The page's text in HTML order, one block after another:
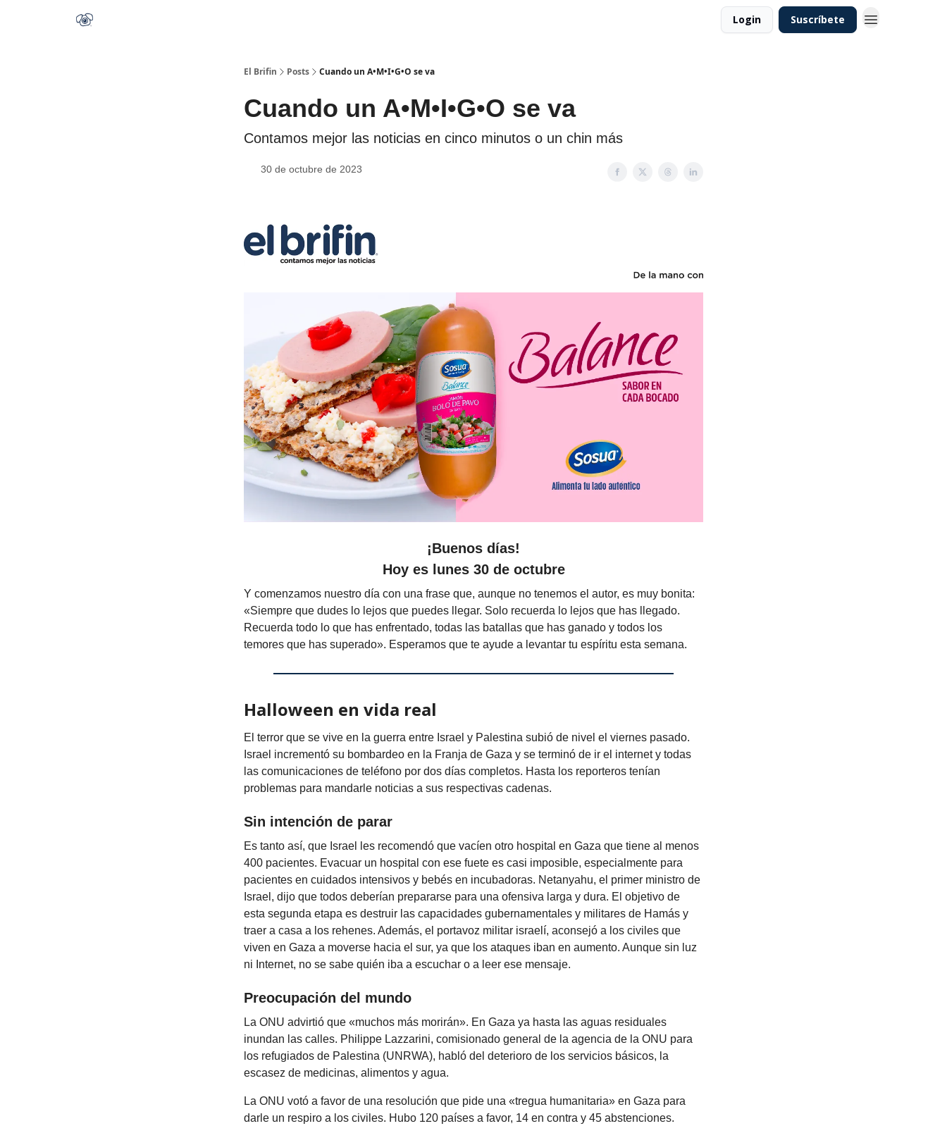
Login Suscríbete
El Brifin Posts Cuando un A•M•I•G•O se va
Cuando un A•M•I•G•O se va
Contamos mejor las noticias en cinco minutos o un chin más
30 de octubre de 2023
¡Buenos días!
Hoy es lunes 30 de octubre
Y comenzamos nuestro día con una frase que, aunque no tenemos el autor, es muy bonita:
«Siempre que dudes lo lejos que puedes llegar. Solo recuerda lo lejos que has llegado.
Recuerda todo lo que has enfrentado, todas las batallas que has ganado y todos los
temores que has superado». Esperamos que te ayude a levantar tu espíritu esta semana.
Halloween en vida real
El terror que se vive en la guerra entre Israel y Palestina subió de nivel el viernes pasado.
Israel incrementó su bombardeo en la Franja de Gaza y se terminó de ir el internet y todas
las comunicaciones de teléfono por dos días completos. Hasta los reporteros tenían
problemas para mandarle noticias a sus respectivas cadenas.
Sin intención de parar
Es tanto así, que Israel les recomendó que vacíen otro hospital en Gaza que tiene al menos
400 pacientes. Evacuar un hospital con ese fuete es casi imposible, especialmente para
pacientes en cuidados intensivos y bebés en incubadoras. Netanyahu, el primer ministro de
Israel, dijo que todos deberían prepararse para una ofensiva larga y dura. El objetivo de
esta segunda etapa es destruir las capacidades gubernamentales y militares de Hamás y
traer a casa a los rehenes. Además, el portavoz militar israelí, aconsejó a los civiles que
viven en Gaza a moverse hacia el sur, ya que los ataques iban en aumento. Aunque sin luz
ni Internet, no se sabe quién iba a escuchar o a leer ese mensaje.
Preocupación del mundo
La ONU advirtió que «muchos más morirán». En Gaza ya hasta las aguas residuales
inundan las calles. Philippe Lazzarini, comisionado general de la agencia de la ONU para
los refugiados de Palestina (UNRWA), habló del deterioro de los servicios básicos, la
escasez de medicinas, alimentos y agua.
La ONU votó a favor de una resolución que pide una «tregua humanitaria» en Gaza para
darle un respiro a los civiles. Hubo 120 países a favor, 14 en contra y 45 abstenciones.